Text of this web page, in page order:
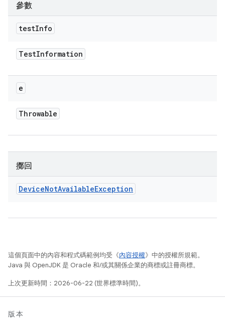
參數
testInfo
TestInformation
e
Throwable
擲回
DeviceNotAvailableException
這個頁面中的內容和程式碼範例均受《內容授權》中的授權所規範。
Java 與 OpenJDK 是 Oracle 和/或其關係企業的商標或註冊商標。
上次更新時間：2026-06-22 (世界標準時間)。
版本